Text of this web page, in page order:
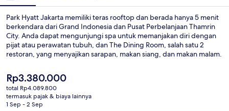
Park Hyatt Jakarta memiliki teras rooftop dan berada hanya 5 menit
berkendara dari Grand Indonesia dan Pusat Perbelanjaan Thamrin
City. Anda dapat mengunjungi spa untuk memanjakan diri dengan
pijat atau perawatan tubuh, dan The Dining Room, salah satu 2
restoran, yang menyajikan sarapan, makan siang, dan makan malam.
renang outdoor, dan bar tepi kolam renang.
Harga
saat
ini
Rp3.380.000
Rp3.380.000
total Rp4.089.800
termasuk pajak & biaya lainnya
1 Sep - 2 Sep